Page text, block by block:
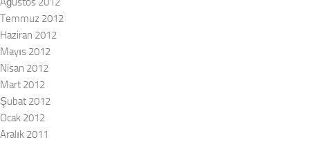
Temmuz 2012
Haziran 2012
Mayıs 2012
Nisan 2012
Mart 2012
Şubat 2012
Ocak 2012
Aralık 2011